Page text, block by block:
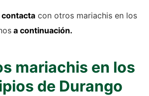
con otros mariachis en los
a continuación.
mariachis en los
de Durango